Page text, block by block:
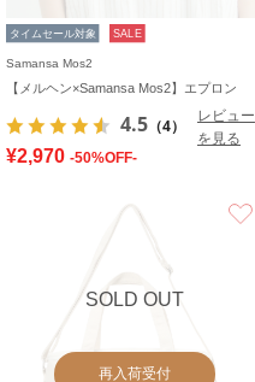
タイムセール対象 SALE
Samansa Mos2
【メルヘン×Samansa Mos2】エプロン
4.5 （4）
レビュー
を見る
¥2,970 -50%OFF-
SOLD OUT
再入荷受付